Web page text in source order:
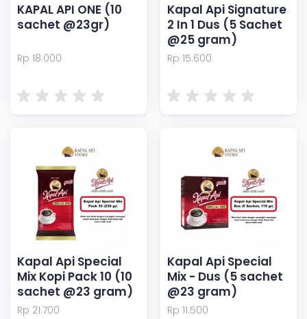
KAPAL API ONE (10
sachet @23gr)
Rp 18.000
Kapal Api Signature
2 In 1 Dus (5 Sachet
@25 gram)
Rp 15.600
Kapal Api Special
Mix Kopi Pack 10 (10
sachet @23 gram)
Rp 21.700
Kapal Api Special
Mix - Dus (5 sachet
@23 gram)
Rp 11.500